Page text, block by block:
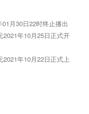
月30日22时终止播出
2021年10月25日正式开
年10月22日正式上